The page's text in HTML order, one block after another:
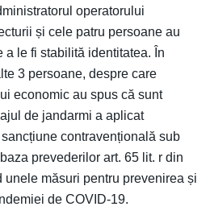
operatorului
și cele patru persoane au
a le fi stabilită identitatea. În
3 persoane, despre care
economic au spus că sunt
de jandarmi a aplicat
contravențională sub
prevederilor art. 65 lit. r din
unele măsuri pentru prevenirea și
de COVID-19.